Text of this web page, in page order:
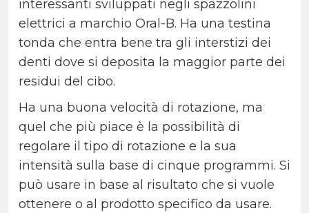
interessanti sviluppati negli spazzolini
elettrici a marchio Oral-B. Ha una testina
tonda che entra bene tra gli interstizi dei
denti dove si deposita la maggior parte dei
residui del cibo.
Ha una buona velocità di rotazione, ma
quel che più piace è la possibilità di
regolare il tipo di rotazione e la sua
intensità sulla base di cinque programmi. Si
può usare in base al risultato che si vuole
ottenere o al prodotto specifico da usare.